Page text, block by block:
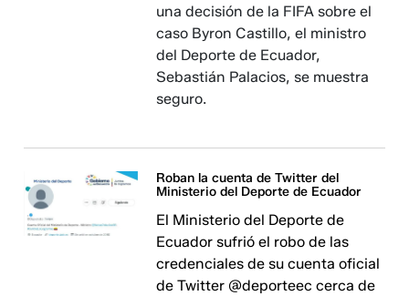
una decisión de la FIFA sobre el
caso Byron Castillo, el ministro
del Deporte de Ecuador,
Sebastián Palacios, se muestra
seguro.
Roban la cuenta de Twitter del
Ministerio del Deporte de Ecuador
El Ministerio del Deporte de
Ecuador sufrió el robo de las
credenciales de su cuenta oficial
de Twitter @deporteec cerca de